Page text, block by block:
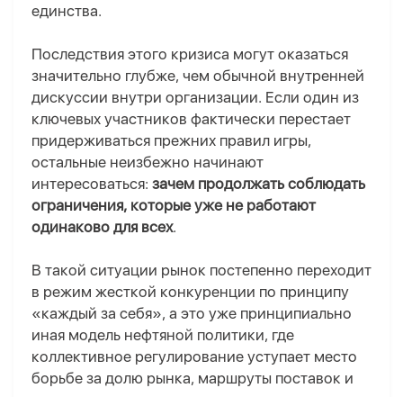
единства.
Последствия этого кризиса могут оказаться
значительно глубже, чем обычной внутренней
дискуссии внутри организации. Если один из
ключевых участников фактически перестает
придерживаться прежних правил игры,
остальные неизбежно начинают
интересоваться: зачем продолжать соблюдать
ограничения, которые уже не работают
одинаково для всех.
В такой ситуации рынок постепенно переходит
в режим жесткой конкуренции по принципу
«каждый за себя», а это уже принципиально
иная модель нефтяной политики, где
коллективное регулирование уступает место
борьбе за долю рынка, маршруты поставок и